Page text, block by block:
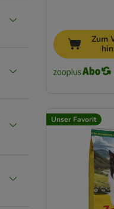
Zum
Unser Favorit